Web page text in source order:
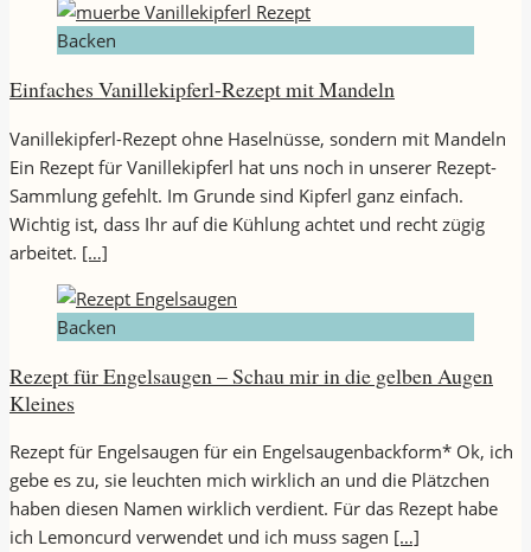
Backen
Einfaches Vanillekipferl-Rezept mit Mandeln
Vanillekipferl-Rezept ohne Haselnüsse, sondern mit Mandeln
Ein Rezept für Vanillekipferl hat uns noch in unserer Rezept-
Sammlung gefehlt. Im Grunde sind Kipferl ganz einfach.
Wichtig ist, dass Ihr auf die Kühlung achtet und recht zügig
arbeitet. […]
Backen
Rezept für Engelsaugen – Schau mir in die gelben Augen
Kleines
Rezept für Engelsaugen für ein Engelsaugenbackform* Ok, ich
gebe es zu, sie leuchten mich wirklich an und die Plätzchen
haben diesen Namen wirklich verdient. Für das Rezept habe
ich Lemoncurd verwendet und ich muss sagen […]